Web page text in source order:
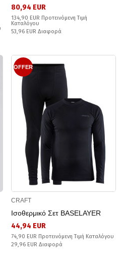
80,94 EUR
134,90 EUR Προτεινόμενη Τιμή
Καταλόγου
53,96 EUR Διαφορά
OFFER
CRAFT
Ισοθερμικό Σετ BASELAYER
44,94 EUR
74,90 EUR Προτεινόμενη Τιμή Καταλόγου
29,96 EUR Διαφορά